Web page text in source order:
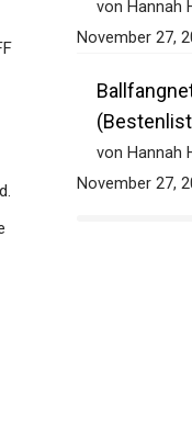
von Hannah
November 27,
von Hannah
November 27,